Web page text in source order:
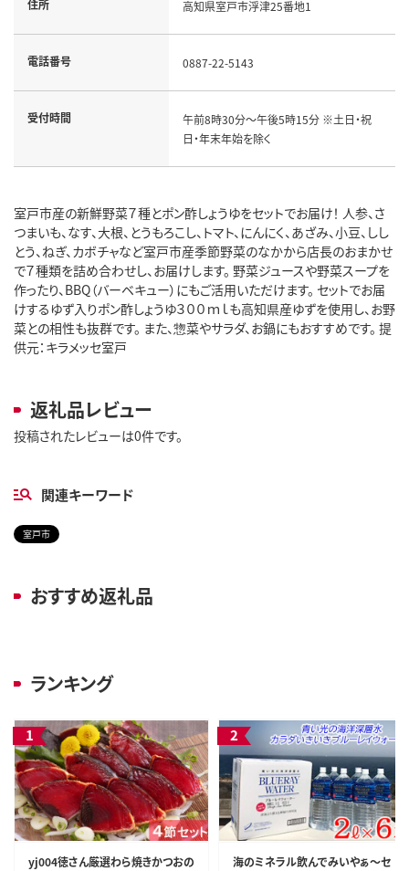
住所 高知県室戸市浮津25番地1
電話番号 0887-22-5143
受付時間
午前8時30分～午後5時15分 ※土日・祝
日・年末年始を除く
室戸市産の新鮮野菜７種とポン酢しょうゆをセットでお届け！ 人参、さ
つまいも、なす、大根、とうもろこし、トマト、にんにく、あざみ、小豆、しし
とう、ねぎ、カボチャなど室戸市産季節野菜のなかから店長のおまかせ
で７種類を詰め合わせし、お届けします。 野菜ジュースや野菜スープを
作ったり、BBQ（バーベキュー）にもご活用いただけます。 セットでお届
けするゆず入りポン酢しょうゆ３００ｍｌも高知県産ゆずを使用し、お野
菜との相性も抜群です。 また、惣菜やサラダ、お鍋にもおすすめです。 提
供元：キラメッセ室戸
返礼品レビュー
投稿されたレビューは0件です。
関連キーワード
室戸市
おすすめ返礼品
ランキング
yj004徳さん厳選わら焼きかつおの
海のミネラル飲んでみいやぁ～セ